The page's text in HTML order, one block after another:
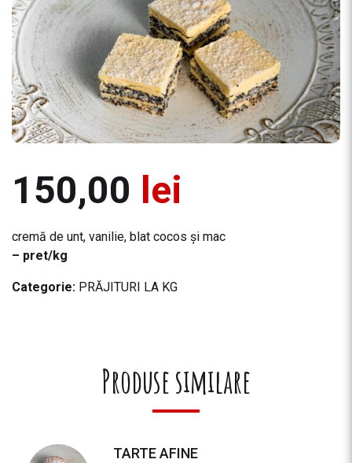
150,00 lei
cremă de unt, vanilie, blat cocos și mac
– pret/kg
Categorie: PRĂJITURI LA KG
Produse similare
TARTE AFINE